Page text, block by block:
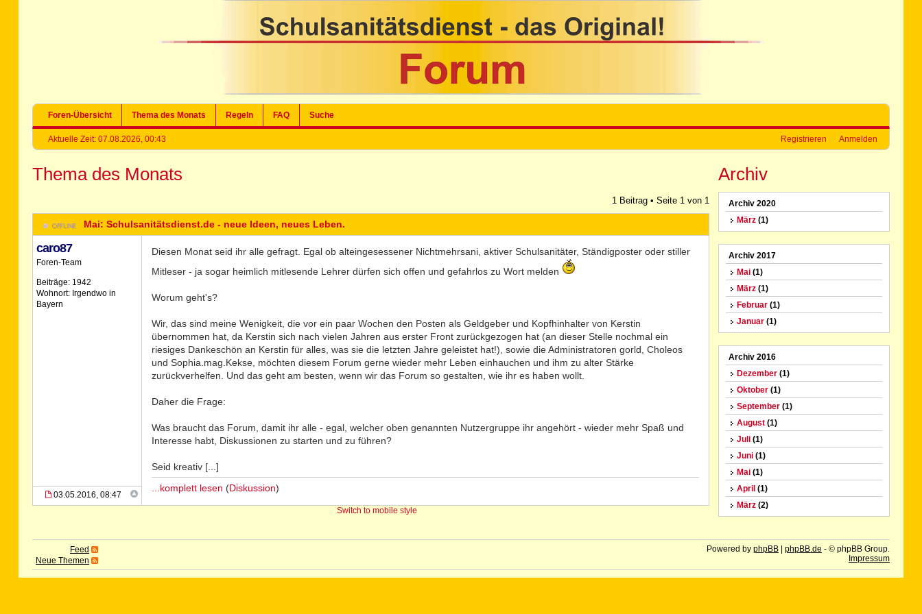
Foren-Übersicht Thema des Monats Regeln FAQ Suche
Aktuelle Zeit: 07.08.2026, 00:43 Registrieren Anmelden
Archiv
Archiv 2020
März(1)
Archiv 2017
Mai(1)
März(1)
Februar(1)
Januar(1)
Archiv 2016
Dezember(1)
Oktober(1)
September(1)
August(1)
Juli(1)
Juni(1)
Mai(1)
April (1)
März(2)
Thema des Monats
1 Beitrag • Seite 1 von 1
Mai: Schulsanitätsdienst.de - neue Ideen, neues Leben.
caro87
Foren-Team
Beiträge: 1942
Wohnort: Irgendwo in
Bayern
03.05.2016, 08:47
Diesen Monat seid ihr alle gefragt. Egal ob alteingesessener Nichtmehrsani, aktiver Schulsanitäter, Ständigposter oder stiller
Mitleser - ja sogar heimlich mitlesende Lehrer dürfen sich offen und gefahrlos zu Wort melden
Worum geht's?
Wir, das sind meine Wenigkeit, die vor ein paar Wochen den Posten als Geldgeber und Kopfhinhalter von Kerstin
übernommen hat, da Kerstin sich nach vielen Jahren aus erster Front zurückgezogen hat (an dieser Stelle nochmal ein
riesiges Dankeschön an Kerstin für alles, was sie die letzten Jahre geleistet hat!), sowie die Administratoren gorld, Choleos
und Sophia.mag.Kekse, möchten diesem Forum gerne wieder mehr Leben einhauchen und ihm zu alter Stärke
zurückverhelfen. Und das geht am besten, wenn wir das Forum so gestalten, wie ihr es haben wollt.
Daher die Frage:
Was braucht das Forum, damit ihr alle - egal, welcher oben genannten Nutzergruppe ihr angehört - wieder mehr Spaß und
Interesse habt, Diskussionen zu starten und zu führen?
Seid kreativ [...]
...komplett lesen (Diskussion)
Switch to mobile style
Feed
Neue Themen
Powered by phpBB| phpBB.de - © phpBB Group.
Impressum